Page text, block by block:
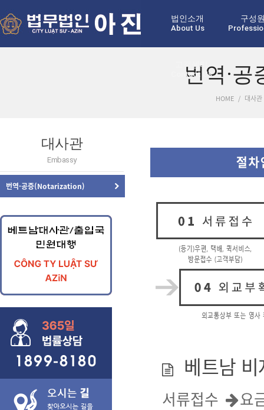
법인소개
About Us
구성
고객센터
Contact Us
번역·
HOME / 대사
대사관
Embassy
번역·공증(Notarization)
베트남 비
서류접수 요